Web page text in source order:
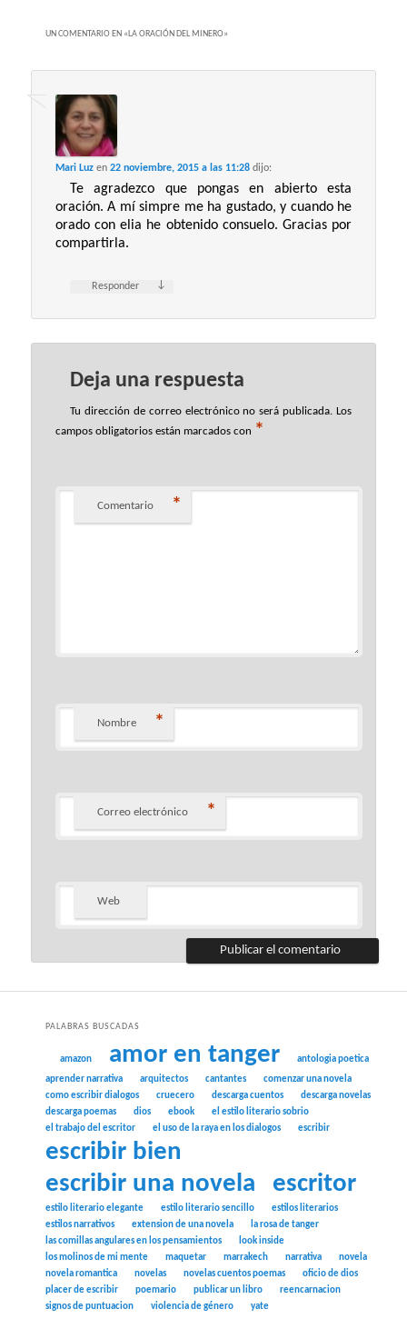
UN COMENTARIO EN «LA ORACIÓN DEL MINERO»
Mari Luz en22 noviembre, 2015 a las 11:28 dijo:
Te agradezco que pongas en abierto esta
oración. A mí simpre me ha gustado, y cuando he
orado con elia he obtenido consuelo. Gracias por
compartirla.
Responder ↓
Deja una respuesta
Tu dirección de correo electrónico no será publicada. Los
campos obligatorios están marcados con *
Comentario *
Nombre *
Correo electrónico *
Web
PALABRAS BUSCADAS
amazon amor en tanger
antologia poetica
aprender narrativa
arquitectos cantantes
comenzar una novela
como escribir dialogos
cruecero descarga cuentos
descarga novelas
descarga poemas
dios ebook
el estilo literario sobrio
el trabajo del escritor
el uso de la raya en los dialogos escribir
escribir bien
escribir una novela
escritor
estilo literario elegante estilo literario sencillo
estilos literarios
estilos narrativos
extension de una novela
la rosa de tanger
las comillas angulares en los pensamientos
look inside
los molinos de mi mente
maquetar marrakech narrativa
novela
novela romantica
novelas novelas cuentos poemas
oficio de dios
placer de escribir
poemario publicar un libro
reencarnacion
signos de puntuacion
violencia de género yate